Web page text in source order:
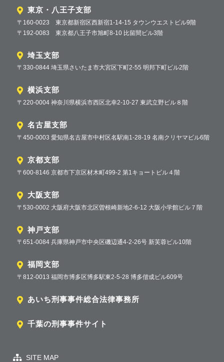
東京・八王子支部
〒160-0023 東京都新宿区西新宿1-14-15 タウンウエストビル9階
〒192-0083 東京都八王子市旭町8-10 比留間ビル3階
埼玉支部
〒330-0844 埼玉県さいたま市大宮区下町2-55 明邦下町ビル2階
横浜支部
〒220-0004 神奈川県横浜市西区北幸2-10-27 東武立野ビル８階
名古屋支部
〒450-0003 愛知県名古屋市中村区名駅南1-28-19 名南クリヤマビル6階
京都支部
〒600-8146 京都市下京区材木町499-2 第1キョートビル４階
大阪支部
〒530-0002 大阪府大阪市北区曽根崎新地2-6-12 大阪小学館ビル７階
神戸支部
〒651-0084 兵庫県神戸市中央区磯辺通4-2-26号 新芙蓉ビル10階
福岡支部
〒812-0013 福岡市博多区博多駅東2-5-28 博多偕成ビル609号
あいち刑事事件総合法律事務所
千葉の刑事事件サイト
SITE MAP